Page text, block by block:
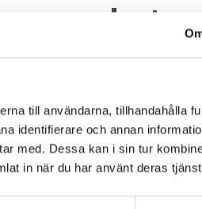
till användarna, tillhandahålla
identifierare och annan
med. Dessa kan i sin tur
in när du har använt deras
och Notavillan barn- och
omsorg. Traumaförståelse
viktiga och intressanta
–”förstå och bemöta
för allvarliga och